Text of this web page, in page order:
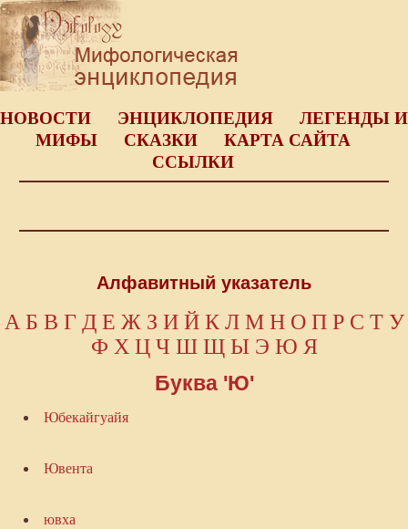
НОВОСТИ ЭНЦИКЛОПЕДИЯ
ЛЕГЕНДЫ И
МИФЫ
СКАЗКИ
КАРТА САЙТА
ССЫЛКИ
Алфавитный указатель
А Б В Г Д Е Ж З И Й К Л М Н О П Р С Т У
Ф Х Ц Ч Ш Щ Ы Э Ю Я
Буква 'Ю'
Юбекайгуайя
Ювента
ювха